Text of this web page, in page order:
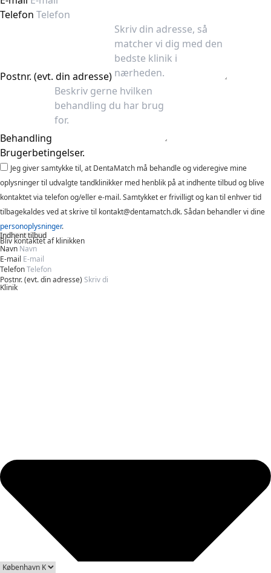
Telefon
Postnr. (evt. din adresse)
Behandling
Brugerbetingelser.
Jeg giver samtykke til, at DentaMatch må behandle og videregive mine
oplysninger til udvalgte tandklinikker med henblik på at indhente tilbud og blive
kontaktet via telefon og/eller e-mail. Samtykket er frivilligt og kan til enhver tid
tilbagekaldes ved at skrive til kontakt@dentamatch.dk. Sådan behandler vi dine
personoplysninger.
Indhent tilbud
Bliv kontaktet af klinikken
Navn
E-mail
Telefon
Postnr. (evt. din adresse)
Klinik